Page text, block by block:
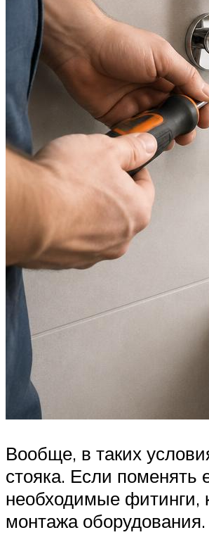
Вообще, в таких
стояка. Если поменять
необходимые фитинги,
монтажа оборудования.